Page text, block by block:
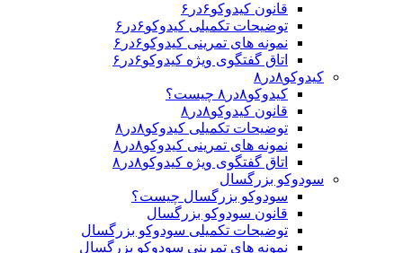
قانون کیدوکو۶در۶
توضیحات تکمیلی کیدوکو۶در۶
نمونه های تمرینی کیدوکو۶در۶
اتاق گفتگوی ویژه کیدوکو۶در۶
کیدوکو۸در۸
کیدوکو۸در۸ چیست؟
قانون کیدوکو۸در۸
توضیحات تکمیلی کیدوکو۸در۸
نمونه های تمرینی کیدوکو۸در۸
اتاق گفتگوی ویژه کیدوکو۸در۸
سودوکو بزرگسال
سودوکو بزرگسال چیست؟
قانون سودوکو بزرگسال
توضیحات تکمیلی سودوکو بزرگسال
نمونه های تمرینی سودوکو بزرگسال